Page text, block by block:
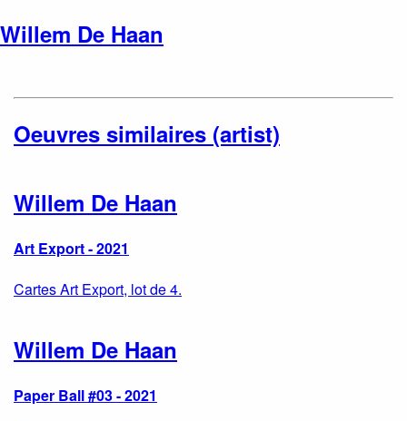
Willem De Haan
Oeuvres similaires (artist)
Willem De Haan
Art Export - 2021
Cartes Art Export, lot de 4.
Willem De Haan
Paper Ball #03 - 2021